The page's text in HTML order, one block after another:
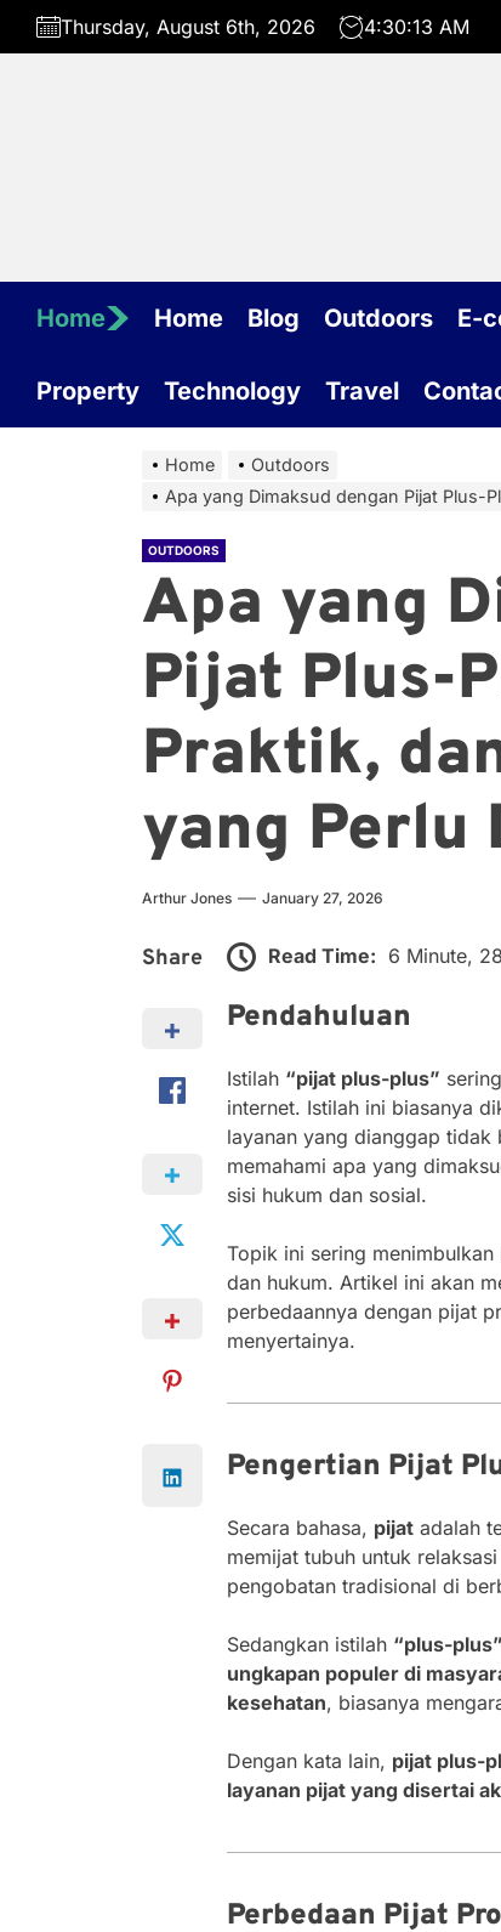
Skip
Thursday, August 6th, 2026 4:30:14 AM
Home Home Blog Outdoors E-
Property Technology Travel
Home
Outdoors
Apa yang Dimaksud dengan Pijat Plus-
OUTDOORS
Apa yang
Pijat Plus-
Praktik,
yang Perlu
Arthur Jones January 27, 2026
Share Read Time: 6 Minute,
Pendahuluan
Istilah “pijat plus-plus”
internet. Istilah ini biasanya
layanan yang dianggap tidak
memahami apa yang
sisi hukum dan sosial.
Topik ini sering
dan hukum. Artikel ini akan
perbedaannya dengan pijat
menyertainya.
Pengertian Pijat
Secara bahasa, pijat adalah
memijat tubuh untuk
pengobatan tradisional di
Sedangkan istilah “plus-plus”
ungkapan populer di
kesehatan, biasanya
Dengan kata lain, pijat plus-
layanan pijat yang disertai
Perbedaan Pijat